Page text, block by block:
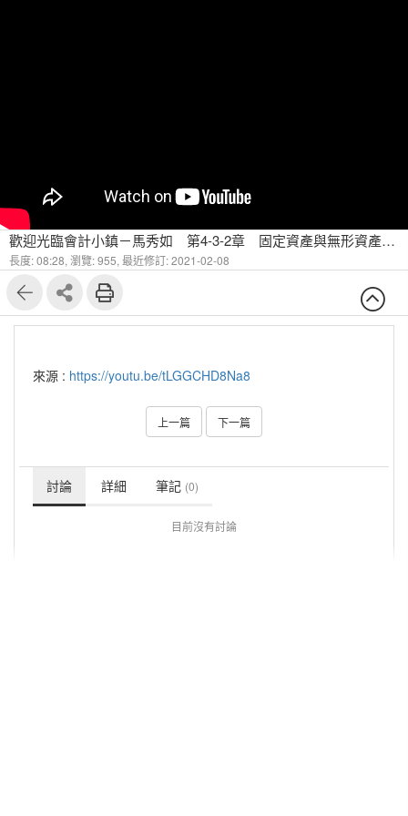
歡迎光臨會計小鎮－馬秀如 第4-3-2章 固定資產與無形資產 Ｗhat is 無形資產（二）
長度: 08:28, 瀏覽: 955, 最近修訂: 2021-02-08
來源 : https://youtu.be/tLGGCHD8Na8
上一篇 下一篇
討論 詳細 筆記 (0)
目前沒有討論